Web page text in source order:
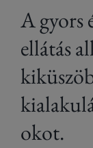
A gyors
ellátás
okot.